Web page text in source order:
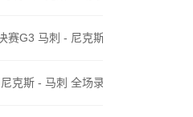
赛G3 马刺 - 尼克斯 全场录
克斯 - 马刺 全场录像